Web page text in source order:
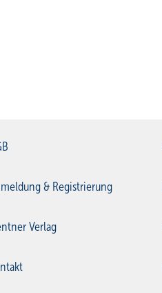
& Registrierung
Verlag